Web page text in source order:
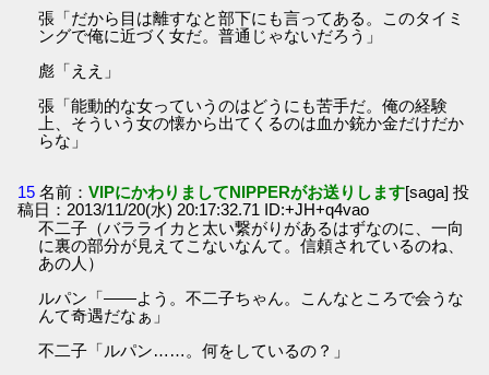
張「だから目は離すなと部下にも言ってある。このタイミ
ングで俺に近づく女だ。普通じゃないだろう」
彪「ええ」
張「能動的な女っていうのはどうにも苦手だ。俺の経験
上、そういう女の懐から出てくるのは血か銃か金だけだか
らな」
15 名前：VIPにかわりましてNIPPERがお送りします[saga] 投
稿日：2013/11/20(水) 20:17:32.71 ID:+JH+q4vao
不二子（バラライカと太い繋がりがあるはずなのに、一向
に裏の部分が見えてこないなんて。信頼されているのね、
あの人）
ルパン「――よう。不二子ちゃん。こんなところで会うな
んて奇遇だなぁ」
不二子「ルパン……。何をしているの？」